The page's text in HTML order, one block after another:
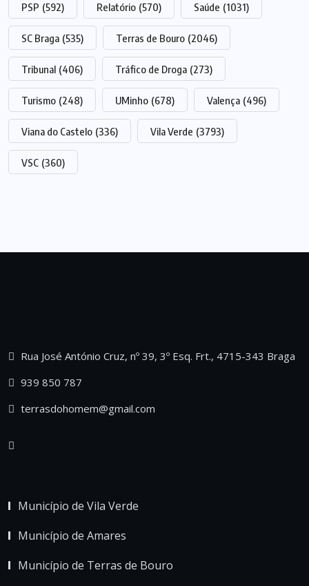
PSP (592) Relatório (570) Saúde (1031)
SC Braga (535) Terras de Bouro (2046)
Tribunal (406) Tráfico de Droga (273)
Turismo (248) UMinho (678) Valença (496)
Viana do Castelo (336) Vila Verde (3793)
VSC (360)
Rua José António Cruz, nº 39, 3º Esq. Frt., 4715-343 Braga
939 850 787
terrasdohomem@gmail.com
Município de Vila Verde
Município de Amares
Município de Terras de Bouro